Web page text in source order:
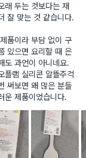
래 두는 것보다는 재
잘 맞는 것 같습니다.
품이라 부담 없이 구
있으면 요리할 때 은
도 과언이 아니네요.
플램 실리콘 알뜰주걱
써보면 왜 많은 분들
운 제품이었습니다.